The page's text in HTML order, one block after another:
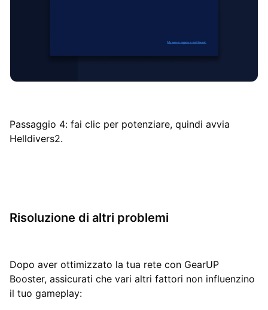
Passaggio 4: fai clic per potenziare, quindi avvia
Helldivers2.
Risoluzione di altri problemi
Dopo aver ottimizzato la tua rete con GearUP
Booster, assicurati che vari altri fattori non influenzino
il tuo gameplay: